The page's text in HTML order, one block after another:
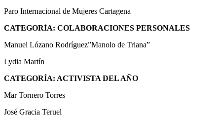
Paro Internacional de Mujeres Cartagena
CATEGORÍA: COLABORACIONES PERSONALES
Manuel Lózano Rodríguez”Manolo de Triana”
Lydia Martín
CATEGORÍA: ACTIVISTA DEL AÑO
Mar Tornero Torres
José Gracia Teruel